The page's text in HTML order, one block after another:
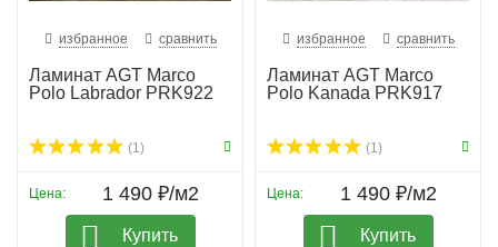
избранное сравнить
Ламинат AGT Marco
Polo Labrador PRK922
(1)
Цена: 1 490 ₽/м2
Купить
избранное сравнить
Ламинат AGT Marco
Polo Kanada PRK917
(1)
Цена: 1 490 ₽/м2
Купить